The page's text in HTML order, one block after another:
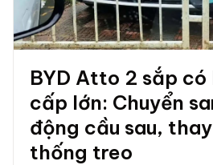
BYD Atto 2 sắp có
cấp lớn: Chuyển
động cầu sau,
thống treo